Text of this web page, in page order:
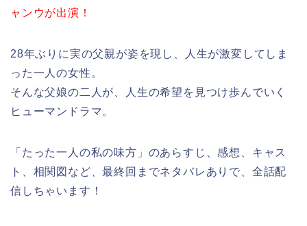
ャンウが出演！
28年ぶりに実の父親が姿を現し、人生が激変してしま
った一人の女性。
そんな父娘の二人が、人生の希望を見つけ歩んでいく
ヒューマンドラマ。
「たった一人の私の味方」のあらすじ、感想、キャス
ト、相関図など、最終回までネタバレありで、全話配
信しちゃいます！